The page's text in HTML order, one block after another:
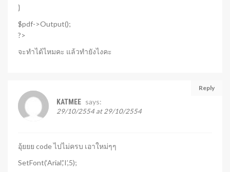
}
$pdf->Output();
?>
จะทำได้ไหมคะ แล้วทำยังไงคะ
Reply
KATMEE says:
29/10/2554 at 29/10/2554
อุ้ยยย code ไปไม่ครบ เอาใหม่ๆๆ
SetFont(‘Arial’,’I’,5);